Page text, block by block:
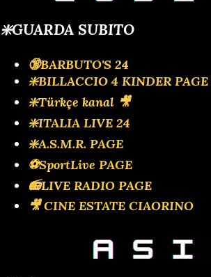
❇️GUARDA SUBITO
🔞BARBUTO'S 24
❇️BILLACCIO 4 KINDER PAGE
❇️Türkçe kanal 🎥
❇️ITALIA LIVE 24
❇️A.S.M.R. PAGE
⚽SportLive PAGE
📻LIVE RADIO PAGE
🎥 CINE ESTATE CIAORINO